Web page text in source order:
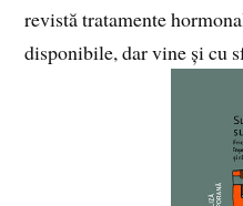
revistă tratamente
disponibile, dar vine și cu